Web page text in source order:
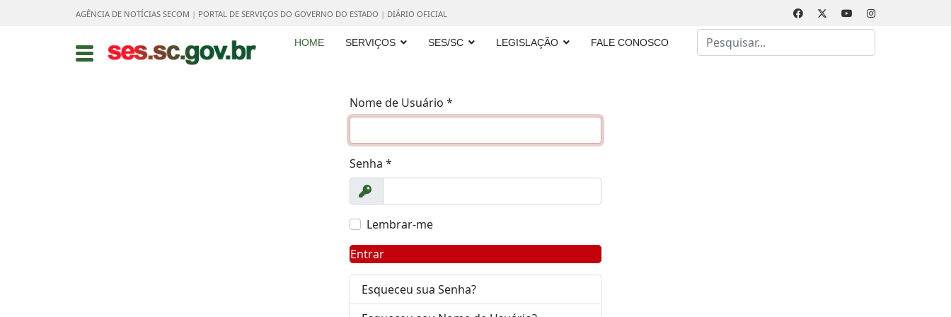
AGÊNCIA DE NOTÍCIAS SECOM | PORTAL DE SERVIÇOS DO GOVERNO DO ESTADO | DIÁRIO OFICIAL
HOME SERVIÇOS SES/SC LEGISLAÇÃO FALE CONOSCO
Busca
Nome de Usuário *
Senha *
Exibir
Lembrar-me
Entrar
Esqueceu sua Senha?